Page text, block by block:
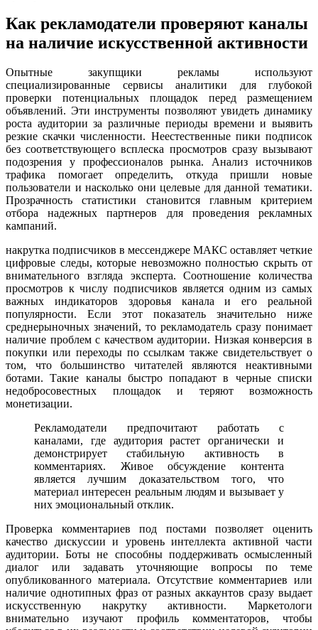
Как рекламодатели проверяют каналы
на наличие искусственной активности
Опытные закупщики рекламы используют
специализированные сервисы аналитики для глубокой
проверки потенциальных площадок перед размещением
объявлений. Эти инструменты позволяют увидеть динамику
роста аудитории за различные периоды времени и выявить
резкие скачки численности. Неестественные пики подписок
без соответствующего всплеска просмотров сразу вызывают
подозрения у профессионалов рынка. Анализ источников
трафика помогает определить, откуда пришли новые
пользователи и насколько они целевые для данной тематики.
Прозрачность статистики становится главным критерием
отбора надежных партнеров для проведения рекламных
кампаний.
накрутка подписчиков в мессенджере МАКС оставляет четкие
цифровые следы, которые невозможно полностью скрыть от
внимательного взгляда эксперта. Соотношение количества
просмотров к числу подписчиков является одним из самых
важных индикаторов здоровья канала и его реальной
популярности. Если этот показатель значительно ниже
среднерыночных значений, то рекламодатель сразу понимает
наличие проблем с качеством аудитории. Низкая конверсия в
покупки или переходы по ссылкам также свидетельствует о
том, что большинство читателей являются неактивными
ботами. Такие каналы быстро попадают в черные списки
недобросовестных площадок и теряют возможность
монетизации.
Рекламодатели предпочитают работать с
каналами, где аудитория растет органически и
демонстрирует стабильную активность в
комментариях. Живое обсуждение контента
является лучшим доказательством того, что
материал интересен реальным людям и вызывает у
них эмоциональный отклик.
Проверка комментариев под постами позволяет оценить
качество дискуссии и уровень интеллекта активной части
аудитории. Боты не способны поддерживать осмысленный
диалог или задавать уточняющие вопросы по теме
опубликованного материала. Отсутствие комментариев или
наличие однотипных фраз от разных аккаунтов сразу выдает
искусственную накрутку активности. Маркетологи
внимательно изучают профиль комментаторов, чтобы